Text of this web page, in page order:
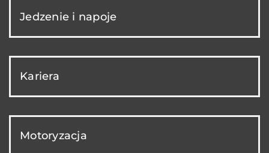
Jedzenie i napoje
Kariera
Motoryzacja